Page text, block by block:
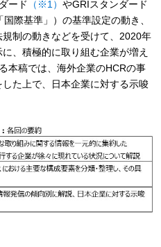
ード
（※1） やGRIスタンダード
国際基準」）の基準設定の動き、
制の動きなどを受けて、2020年
、積極的に取り組む企業が増え
本稿では、海外企業のHCRの事
た上で、日本企業に対する示唆